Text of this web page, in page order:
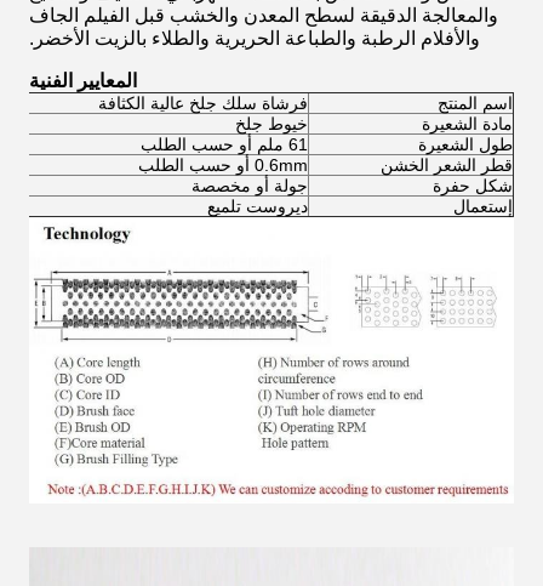
والمعالجة الدقيقة لسطح المعدن والخشب قبل الفيلم الجاف
والأفلام الرطبة والطباعة الحريرية والطلاء بالزيت الأخضر.
المعايير الفنية
اسم المنتج
فرشاة سلك جلخ عالية الكثافة
مادة الشعيرة
خيوط جلخ
طول الشعيرة
61 ملم أو حسب الطلب
قطر الشعر الخشن
0.6mm أو حسب الطلب
شكل حفرة
جولة أو مخصصة
إستعمال
ديروست تلميع